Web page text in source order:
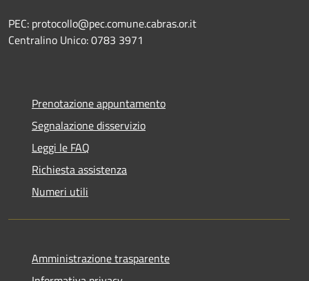
PEC: protocollo@pec.comune.cabras.or.it
Centralino Unico: 0783 3971
Prenotazione appuntamento
Segnalazione disservizio
Leggi le FAQ
Richiesta assistenza
Numeri utili
Amministrazione trasparente